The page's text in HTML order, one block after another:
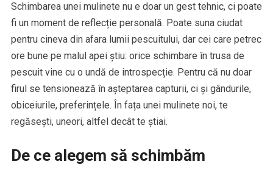
Schimbarea unei mulinete nu e doar un gest tehnic, ci poate
fi un moment de reflecție personală. Poate suna ciudat
pentru cineva din afara lumii pescuitului, dar cei care petrec
ore bune pe malul apei știu: orice schimbare în trusa de
pescuit vine cu o undă de introspecție. Pentru că nu doar
firul se tensionează în așteptarea capturii, ci și gândurile,
obiceiurile, preferințele. În fața unei mulinete noi, te
regăsești, uneori, altfel decât te știai.
De ce alegem să schimbăm